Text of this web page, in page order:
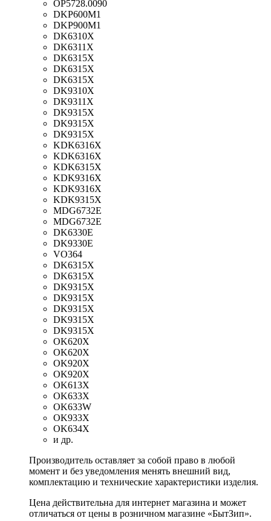
OP5728.0090
DKP600M1
DKP900M1
DK6310X
DK6311X
DK6315X
DK6315X
DK6315X
DK9310X
DK9311X
DK9315X
DK9315X
DK9315X
KDK6316X
KDK6316X
KDK6315X
KDK9316X
KDK9316X
KDK9315X
MDG6732E
MDG6732E
DK6330E
DK9330E
VO364
DK6315X
DK6315X
DK9315X
DK9315X
DK9315X
DK9315X
DK9315X
OK620X
OK620X
OK920X
OK920X
OK613X
OK633X
OK633W
OK933X
OK634X
и др.
Производитель оставляет за собой право в любой
момент и без уведомления менять внешний вид,
комплектацию и технические характеристики изделия.
Цена действительна для интернет магазина и может
отличаться от цены в розничном магазине «БытЗип».